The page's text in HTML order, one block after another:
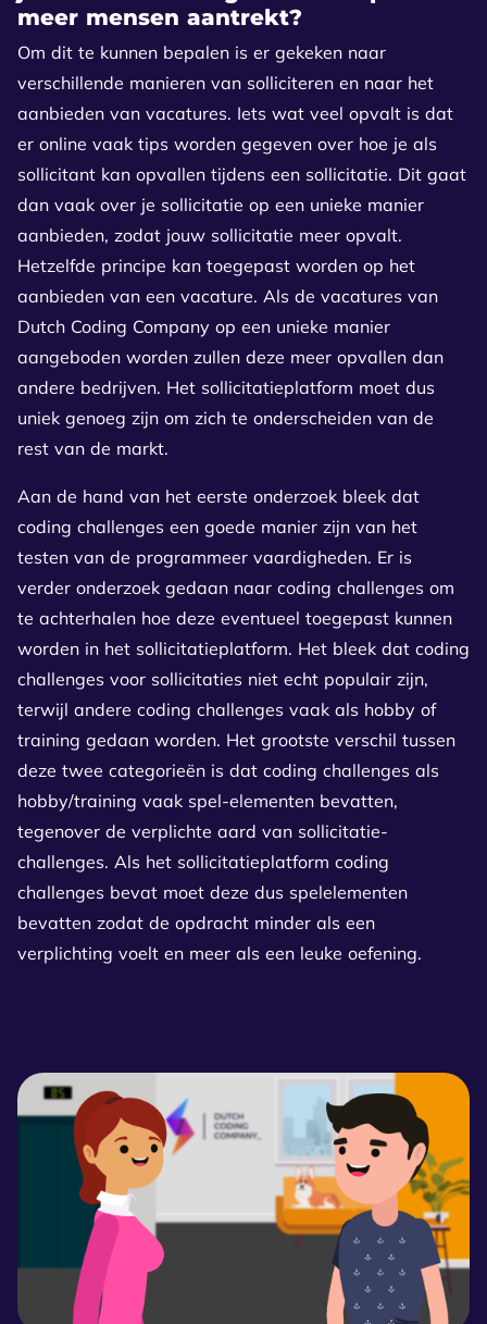
meer mensen aantrekt?
Om dit te kunnen bepalen is er gekeken naar
verschillende manieren van solliciteren en naar het
aanbieden van vacatures. Iets wat veel opvalt is dat
er online vaak tips worden gegeven over hoe je als
sollicitant kan opvallen tijdens een sollicitatie. Dit gaat
dan vaak over je sollicitatie op een unieke manier
aanbieden, zodat jouw sollicitatie meer opvalt.
Hetzelfde principe kan toegepast worden op het
aanbieden van een vacature. Als de vacatures van
Dutch Coding Company op een unieke manier
aangeboden worden zullen deze meer opvallen dan
andere bedrijven. Het sollicitatieplatform moet dus
uniek genoeg zijn om zich te onderscheiden van de
rest van de markt.
Aan de hand van het eerste onderzoek bleek dat
coding challenges een goede manier zijn van het
testen van de programmeer vaardigheden. Er is
verder onderzoek gedaan naar coding challenges om
te achterhalen hoe deze eventueel toegepast kunnen
worden in het sollicitatieplatform. Het bleek dat coding
challenges voor sollicitaties niet echt populair zijn,
terwijl andere coding challenges vaak als hobby of
training gedaan worden. Het grootste verschil tussen
deze twee categorieën is dat coding challenges als
hobby/training vaak spel-elementen bevatten,
tegenover de verplichte aard van sollicitatie-
challenges. Als het sollicitatieplatform coding
challenges bevat moet deze dus spelelementen
bevatten zodat de opdracht minder als een
verplichting voelt en meer als een leuke oefening.